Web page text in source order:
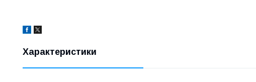
Характеристики